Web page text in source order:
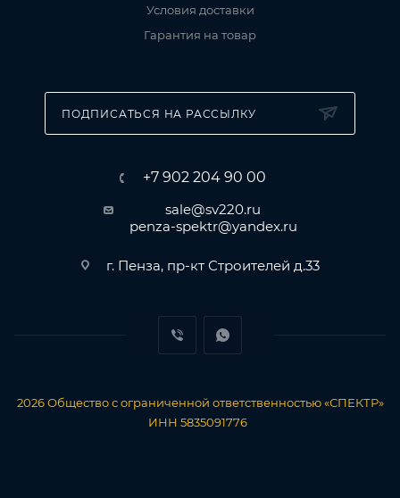
Условия доставки
Гарантия на товар
ПОДПИСАТЬСЯ НА РАССЫЛКУ
+7 902 204 90 00
sale@sv220.ru
penza-spektr@yandex.ru
г. Пенза, пр-кт Строителей д.33
2026 Общество с ограниченной ответственностью «СПЕКТР»
ИНН 5835091776